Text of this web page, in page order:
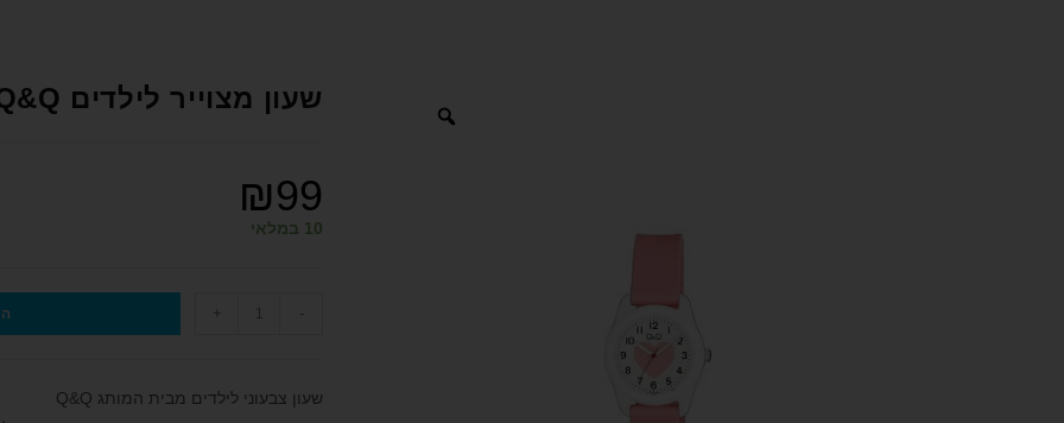
שעון מצוייר לילדים Q&Q
₪99
10 במלאי
-
+
שעון צבעוני לילדים מבית המותג Q&Q